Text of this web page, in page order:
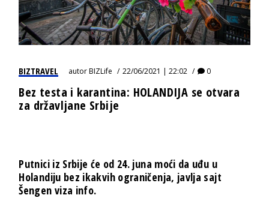
BIZTRAVEL autorBIZLife 22/06/2021 | 22:02 0
Bez testa i karantina: HOLANDIJA se otvara
za državljane Srbije
Putnici iz Srbije će od 24. juna moći da uđu u
Holandiju bez ikakvih ograničenja, javlja sajt
Šengen viza info.